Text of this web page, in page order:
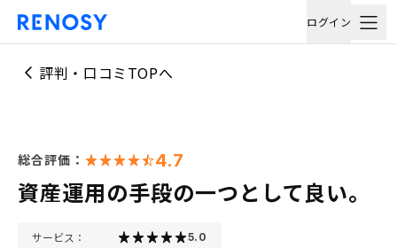
ログイン
評判・口コミTOPへ
総合評価： 4.7
資産運用の手段の一つとして良い。
サービス： 5.0